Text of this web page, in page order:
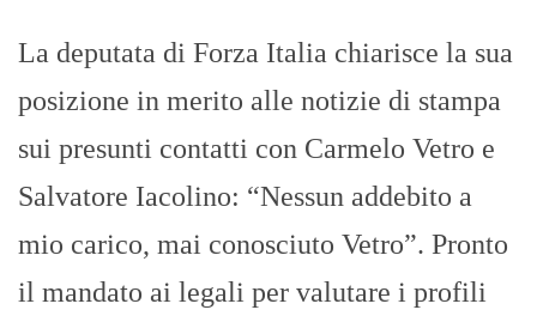
La deputata di Forza Italia chiarisce la sua
posizione in merito alle notizie di stampa
sui presunti contatti con Carmelo Vetro e
Salvatore Iacolino: “Nessun addebito a
mio carico, mai conosciuto Vetro”. Pronto
il mandato ai legali per valutare i profili